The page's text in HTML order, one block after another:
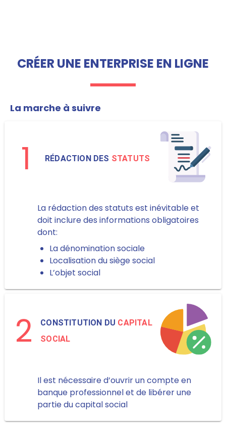
CRÉER UNE ENTERPRISE EN LIGNE
La marche à suivre
1 RÉDACTION DES STATUTS
La rédaction des statuts est inévitable et
doit inclure des informations obligatoires
dont:
La dénomination sociale
Localisation du siège social
L’objet social
2 CONSTITUTION DU CAPITAL
SOCIAL
Il est nécessaire d’ouvrir un compte en
banque professionnel et de libérer une
partie du capital social